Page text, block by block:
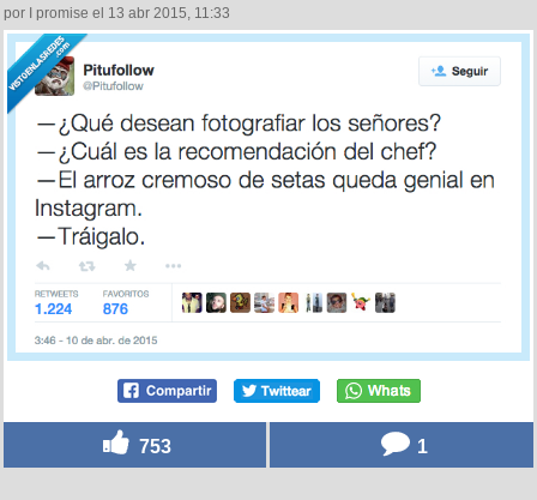
por I promise el 13 abr 2015, 11:33
753 1